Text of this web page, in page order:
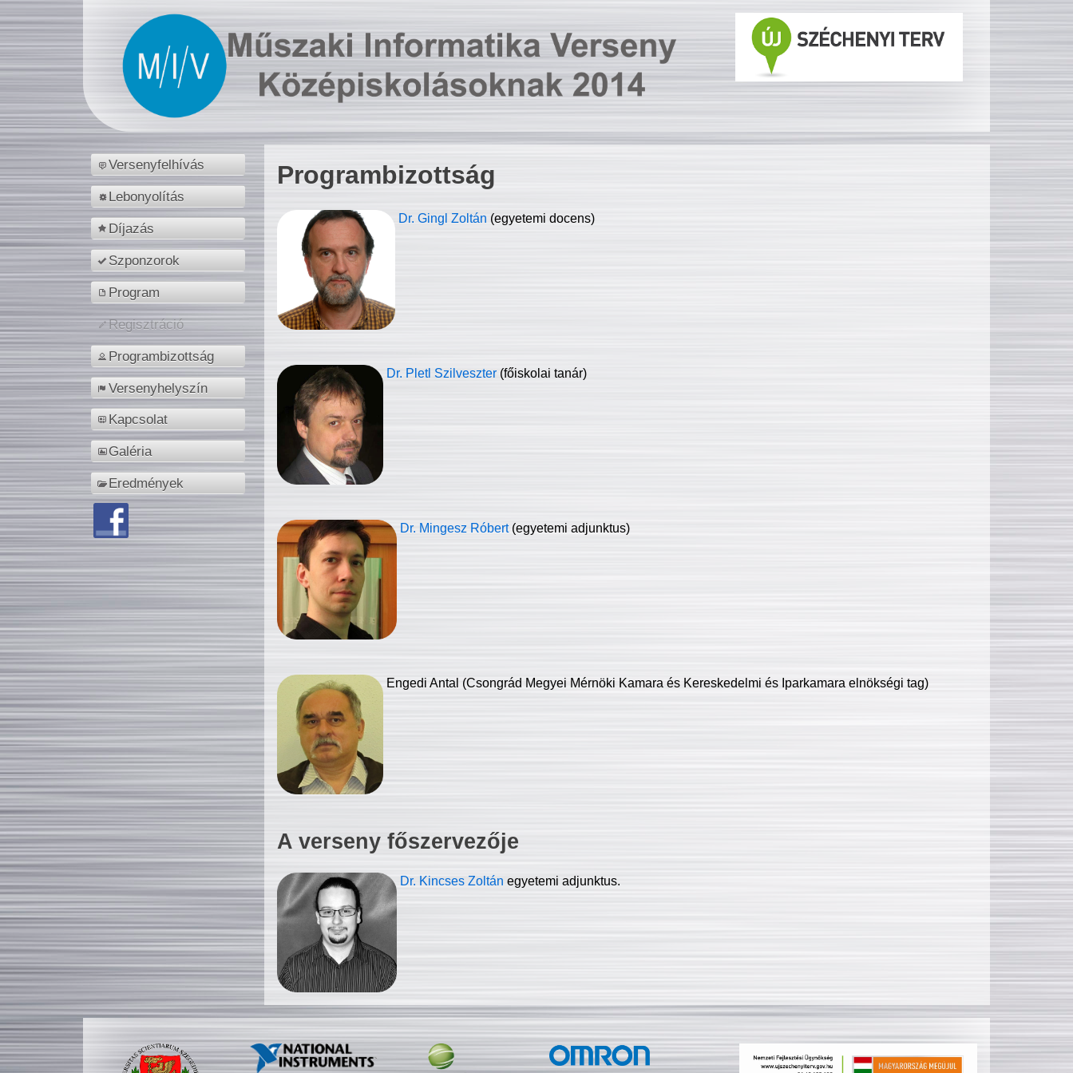
Versenyfelhívás
Lebonyolítás
Díjazás
Szponzorok
Program
Regisztráció
Programbizottság
Versenyhelyszín
Kapcsolat
Galéria
Eredmények
Programbizottság
Dr. Gingl Zoltán (egyetemi docens)
Dr. Pletl Szilveszter (főiskolai tanár)
Dr. Mingesz Róbert (egyetemi adjunktus)
Engedi Antal (Csongrád Megyei Mérnöki Kamara és Kereskedelmi és Iparkamara elnökségi tag)
A verseny főszervezője
Dr. Kincses Zoltán egyetemi adjunktus.